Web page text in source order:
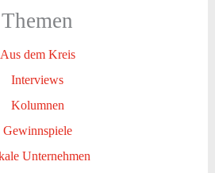
Themen
Aus dem Kreis
Interviews
Kolumnen
Gewinnspiele
Unternehmen